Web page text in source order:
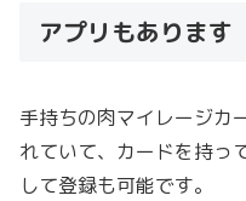
アプリもあります
手持ちの肉マイレージカ
れていて、カードを持っ
して登録も可能です。